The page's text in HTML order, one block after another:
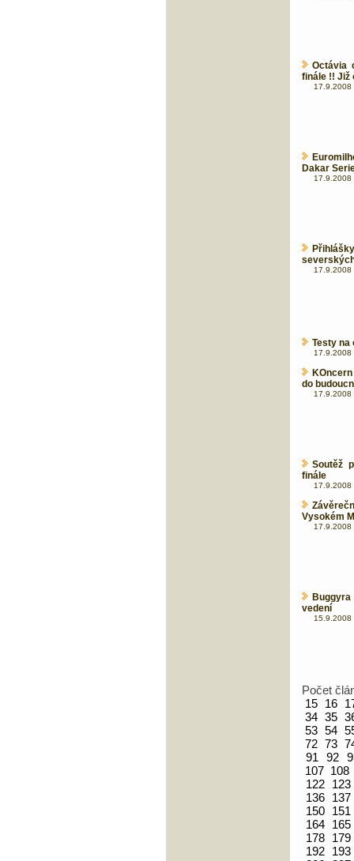
Octávia
finále !! Již
17.9.2008
Dakar
17.9.2008
17.9.2008
Testy na
17.9.2008
do
17.9.2008
Soutěž
finále
17.9.2008
Vysokém
17.9.2008
vedení
15.9.2008
Počet
15 16
34 35
53 54
72 73
91
92
107 108
122
123
136
137
150
151
164
165
178
179
192
193